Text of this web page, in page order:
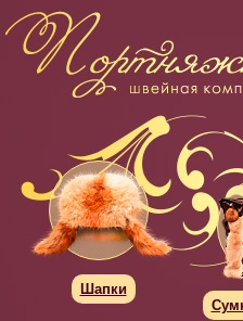
Шапки